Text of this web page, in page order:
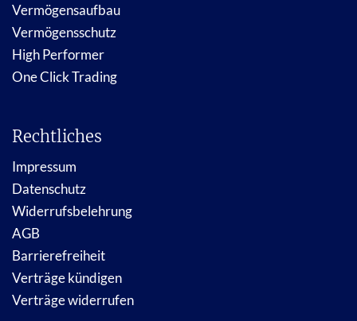
Vermögensaufbau
Vermögensschutz
High Performer
One Click Trading
Rechtliches
Impressum
Datenschutz
Widerrufsbelehrung
AGB
Barrierefreiheit
Verträge kündigen
Verträge widerrufen